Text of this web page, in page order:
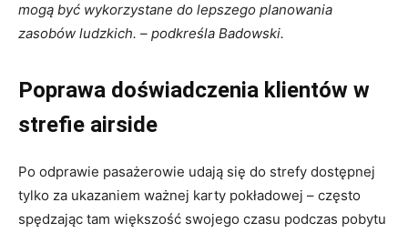
mogą być wykorzystane do lepszego planowania
zasobów ludzkich. – podkreśla Badowski.
Poprawa doświadczenia klientów w
strefie airside
Po odprawie pasażerowie udają się do strefy dostępnej
tylko za ukazaniem ważnej karty pokładowej – często
spędzając tam większość swojego czasu podczas pobytu